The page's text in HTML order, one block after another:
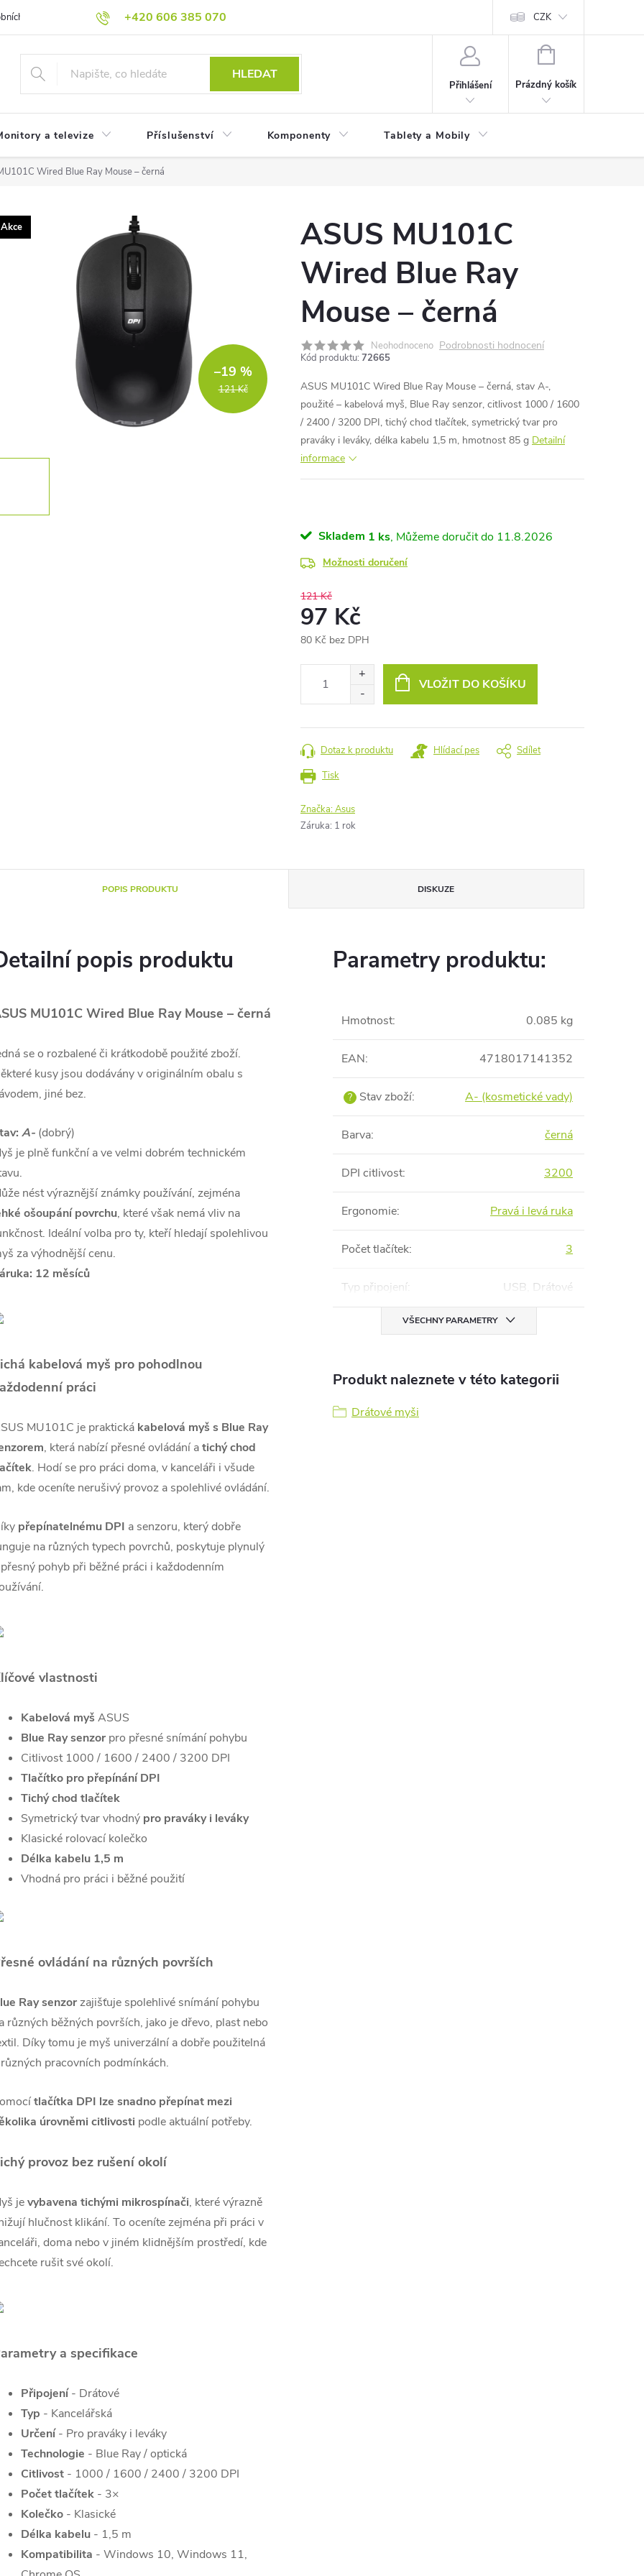
+420 606 385 070
údajů Reklamační podmínky Reklamace CZK
HLEDAT
Přihlášení
NÁKUPNÍ
Prázdný košík
a televize Příslušenství Komponenty Tablety a Mobily
Wired Blue Ray Mouse – černá
Akce
121 Kč
–19 %
ASUS MU101C
Wired Blue Ray
Mouse – černá
Neohodnoceno Podrobnosti hodnocení
Kód produktu: 72665
ASUS MU101C Wired Blue Ray Mouse – černá, stav A-,
použité – kabelová myš, Blue Ray senzor, citlivost 1000 / 1600
/ 2400 / 3200 DPI, tichý chod tlačítek, symetrický tvar pro
praváky i leváky, délka kabelu 1,5 m, hmotnost 85 g Detailní
informace
Skladem 1 ks 11.8.2026
Možnosti doručení
121 Kč
97 Kč
80 Kč bez DPH
VLOŽIT DO KOŠÍKU
Tisk
Dotaz k produktu Hlídací pes Sdílet
Značka:Asus
Záruka: 1 rok
POPIS PRODUKTU DISKUZE
popis produktu
MU101C Wired Blue Ray Mouse – černá
se o rozbalené či krátkodobě použité zboží.
kusy jsou dodávány v originálním obalu s
jiné bez.
A- (dobrý)
je plně funkční a ve velmi dobrém technickém
nést výraznější známky používání, zejména
ošoupání povrchu, které však nemá vliv na
Ideální volba pro ty, kteří hledají spolehlivou
za výhodnější cenu.
12 měsíců
kabelová myš pro pohodlnou
práci
MU101C je praktická kabelová myš s Blue Ray
, která nabízí přesné ovládání atichý chod
. Hodí se pro práci doma, v kanceláři i všude
kde oceníte nerušivý provoz a spolehlivé ovládání.
přepínatelnému DPI a senzoru, který dobře
na různých typech povrchů, poskytuje plynulý
pohyb při běžné práci i každodenním
vlastnosti
Kabelová myš ASUS
Blue Ray senzor pro přesné snímání pohybu
Citlivost 1000 / 1600 / 2400 / 3200 DPI
Tlačítko pro přepínání DPI
Tichý chod tlačítek
Symetrický tvar vhodný pro praváky i leváky
Klasické rolovací kolečko
Délka kabelu 1,5 m
Vhodná pro práci i běžné použití
ovládání na různých površích
Ray senzorzajišťuje spolehlivé snímání pohybu
různých běžných površích, jako je dřevo, plast nebo
Díky tomu je myš univerzální a dobře použitelná
pracovních podmínkách.
tlačítka DPI lze snadno přepínat mezi
úrovněmi citlivosti podle aktuální potřeby.
provoz bez rušení okolí
jevybavena tichými mikrospínači, které výrazně
hlučnost klikání. To oceníte zejména při práci v
doma nebo v jiném klidnějším prostředí, kde
rušit své okolí.
a specifikace
Připojení- Drátové
Typ - Kancelářská
Určení- Pro praváky i leváky
Technologie - Blue Ray / optická
Citlivost - 1000 / 1600 / 2400 / 3200 DPI
Počet tlačítek - 3×
Kolečko - Klasické
Délka kabelu - 1,5 m
Kompatibilita - Windows 10, Windows 11,
Parametry produktu:
Hmotnost: 0.085 kg
EAN: 4718017141352
? Stav zboží: A- (kosmetické vady)
Barva: černá
DPI citlivost: 3200
Ergonomie: Pravá i levá ruka
Počet tlačítek: 3
Typ připojení: USB, Drátové
VŠECHNY PARAMETRY
Produkt naleznete v této kategorii
Drátové myši